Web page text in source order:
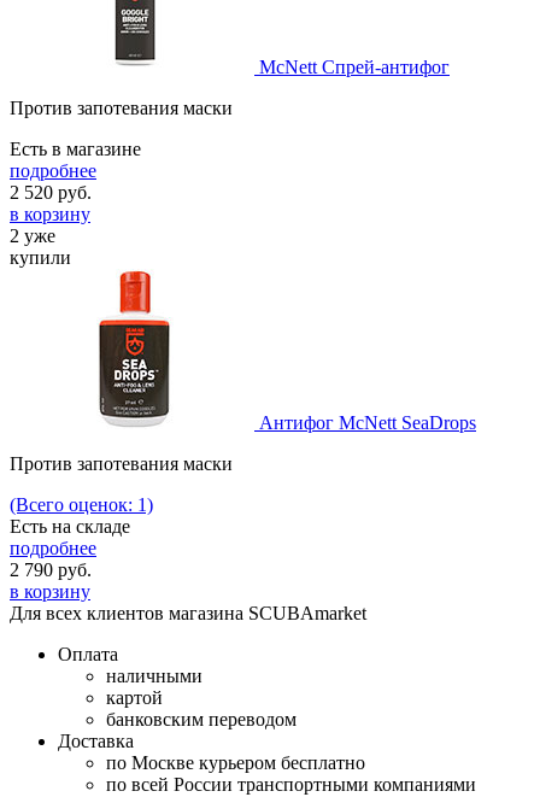
McNett Спрей-антифог
Против запотевания маски
Есть в магазине
подробнее
2 520 руб.
в корзину
2 уже
купили
Антифог McNett SeaDrops
Против запотевания маски
(Всего оценок: 1)
Есть на складе
подробнее
2 790 руб.
в корзину
Для всех клиентов магазина SCUBAmarket
Оплата
наличными
картой
банковским переводом
Доставка
по Москве курьером бесплатно
по всей России транспортными компаниями